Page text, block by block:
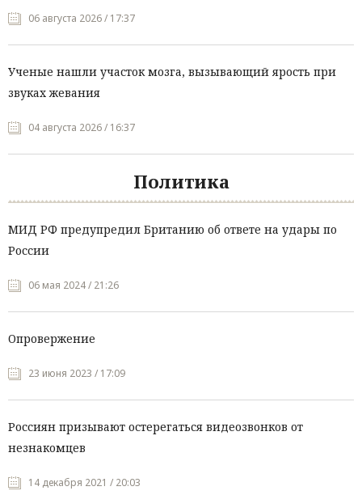
06 августа 2026 / 17:37
Ученые нашли участок мозга, вызывающий ярость при
звуках жевания
04 августа 2026 / 16:37
Политика
МИД РФ предупредил Британию об ответе на удары по
России
06 мая 2024 / 21:26
Опровержение
23 июня 2023 / 17:09
Россиян призывают остерегаться видеозвонков от
незнакомцев
14 декабря 2021 / 20:03